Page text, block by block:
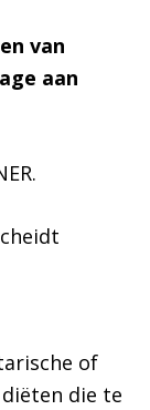
van
aan
of
die te